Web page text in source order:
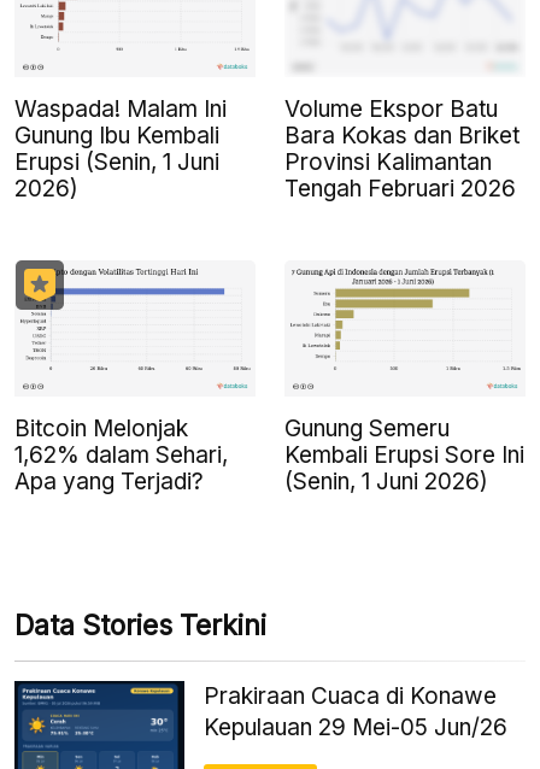
Waspada! Malam Ini
Gunung Ibu Kembali
Erupsi (Senin, 1 Juni
2026)
Volume Ekspor Batu
Bara Kokas dan Briket
Provinsi Kalimantan
Tengah Februari 2026
Bitcoin Melonjak
1,62% dalam Sehari,
Apa yang Terjadi?
Gunung Semeru
Kembali Erupsi Sore Ini
(Senin, 1 Juni 2026)
Data Stories Terkini
Prakiraan Cuaca di Konawe
Kepulauan 29 Mei-05 Jun/26